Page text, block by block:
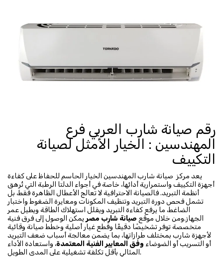
رقم صيانة شارب العربي فرع
المهندسين : الخيار الأمثل لصيانة
التكييف
يعد مركز صيانة شارب المهندسين الخيار الحاسم للحفاظ على كفاءة
أجهزة التكييف واستمرارية أدائها، خاصة في أجواء الدلتا الرطبة التي تُرهق
أنظمة التبريد. فالصيانة الاحترافية لا تعالج الأعطال الظاهرة فقط، بل
تشمل فحص دورة التبريد وتنظيف المكونات ومعايرة الضغوط واختبار
الضاغط، ما يرفع كفاءة التبريد ويقلل استهلاك الطاقة ويطيل عمر
الجهاز.ومن خلال موقع صيانة شارب مصر يمكن الوصول إلى فرق فنية
متخصصة توفر تشخيصًا دقيقًا وقطع غيار أصلية وخطط صيانة وقائية
لأجهزة شارب بمختلف طرازاتها، بما يضمن معالجة أسباب ضعف التبريد
أو التسريب أو الضوضاء وفق المعايير الفنية المعتمدة، واستعادة الأداء
المثالي بأقل تكلفة تشغيلية على المدى الطويل.